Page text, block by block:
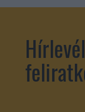
Hírlevél